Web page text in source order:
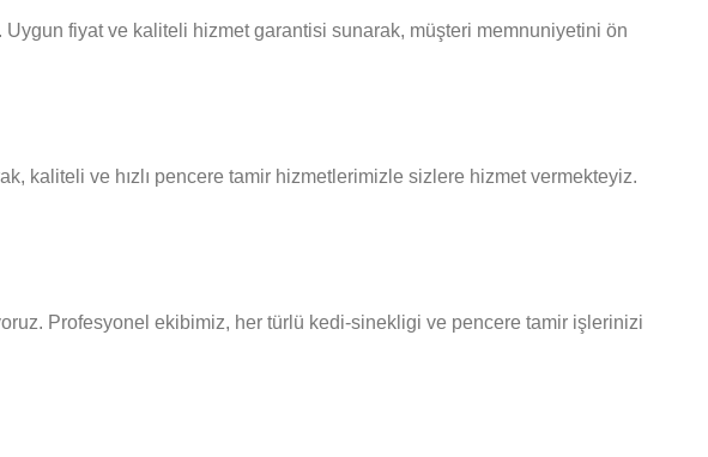
fiyat ve kaliteli hizmet garantisi sunarak, müşteri memnuniyetini ön
kaliteli ve hızlı pencere tamir hizmetlerimizle sizlere hizmet vermekteyiz.
Profesyonel ekibimiz, her türlü kedi-sinekligi ve pencere tamir işlerinizi